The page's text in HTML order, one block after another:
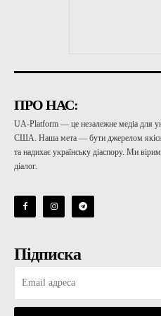
ПРО НАС:
UA-Platform — це незалежне медіа для
США. Наша мета — бути джерелом
та надихає українську діаспору. Ми
діалог.
Підписка